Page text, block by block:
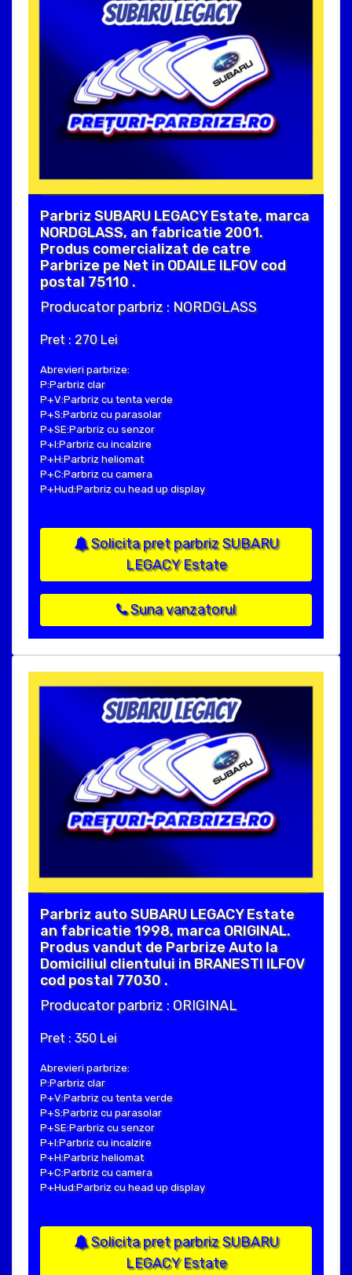
Parbriz SUBARU LEGACY Estate, marca
NORDGLASS, an fabricatie 2001.
Produs comercializat de catre
Parbrize pe Net in ODAILE ILFOV cod
postal 75110 .
Producator parbriz : NORDGLASS
Pret : 270 Lei
Abrevieri parbrize:
P:Parbriz clar
P+V:Parbriz cu tenta verde
P+S:Parbriz cu parasolar
P+SE:Parbriz cu senzor
P+I:Parbriz cu incalzire
P+H:Parbriz heliomat
P+C:Parbriz cu camera
P+Hud:Parbriz cu head up display
Solicita pret parbriz SUBARU
LEGACY Estate
Suna vanzatorul
Parbriz auto SUBARU LEGACY Estate
an fabricatie 1998, marca ORIGINAL.
Produs vandut de Parbrize Auto la
Domiciliul clientului in BRANESTI ILFOV
cod postal 77030 .
Producator parbriz : ORIGINAL
Pret : 350 Lei
Abrevieri parbrize:
P:Parbriz clar
P+V:Parbriz cu tenta verde
P+S:Parbriz cu parasolar
P+SE:Parbriz cu senzor
P+I:Parbriz cu incalzire
P+H:Parbriz heliomat
P+C:Parbriz cu camera
P+Hud:Parbriz cu head up display
Solicita pret parbriz SUBARU
LEGACY Estate